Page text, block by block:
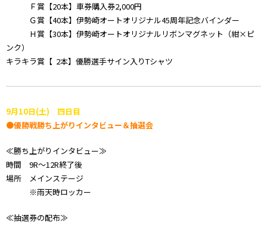
Ｆ賞【20本】車券購入券2,000円
Ｇ賞【40本】伊勢崎オートオリジナル45周年記念バインダー
Ｈ賞【30本】伊勢崎オートオリジナルリボンマグネット（紺×ピ
ンク）
キラキラ賞【 2本】優勝選手サイン入りTシャツ
9月10日(土) 四日目
●優勝戦勝ち上がりインタビュー＆抽選会
≪勝ち上がりインタビュー≫
時間 9R～12R終了後
場所 メインステージ
※雨天時ロッカー
≪抽選券の配布≫